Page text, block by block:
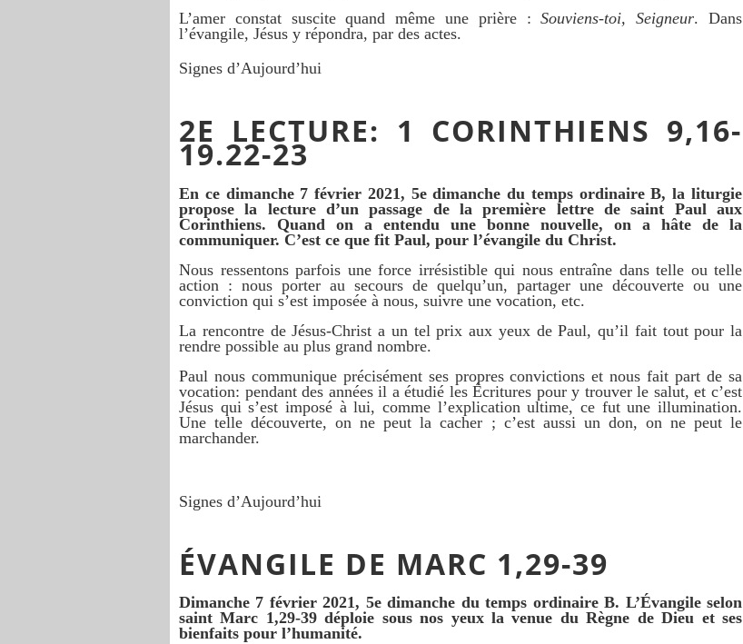
L’amer constat suscite quand même une prière :Souviens-toi, Seigneur. Dans
l’évangile, Jésus y répondra, par des actes.
Signes d’Aujourd’hui
2E LECTURE: 1 CORINTHIENS 9,16-
19.22-23
En ce dimanche 7 février 2021, 5e dimanche du temps ordinaire B, la liturgie
propose la lecture d’un passage de la première lettre de saint Paul aux
Corinthiens. Quand on a entendu une bonne nouvelle, on a hâte de la
communiquer. C’est ce que fit Paul, pour l’évangile du Christ.
Nous ressentons parfois une force irrésistible qui nous entraîne dans telle ou telle
action : nous porter au secours de quelqu’un, partager une découverte ou une
conviction qui s’est imposée à nous, suivre une vocation, etc.
La rencontre de Jésus-Christ a un tel prix aux yeux de Paul, qu’il fait tout pour la
rendre possible au plus grand nombre.
Paul nous communique précisément ses propres convictions et nous fait part de sa
vocation: pendant des années il a étudié les Écritures pour y trouver le salut, et c’est
Jésus qui s’est imposé à lui, comme l’explication ultime, ce fut une illumination.
Une telle découverte, on ne peut la cacher ; c’est aussi un don, on ne peut le
marchander.
Signes d’Aujourd’hui
ÉVANGILE DE MARC 1,29-39
Dimanche 7 février 2021, 5e dimanche du temps ordinaire B. L’Évangile selon
saint Marc 1,29-39 déploie sous nos yeux la venue du Règne de Dieu et ses
bienfaits pour l’humanité.